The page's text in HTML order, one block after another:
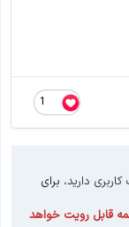
1
دارید، برای
قابل رویت خواهد